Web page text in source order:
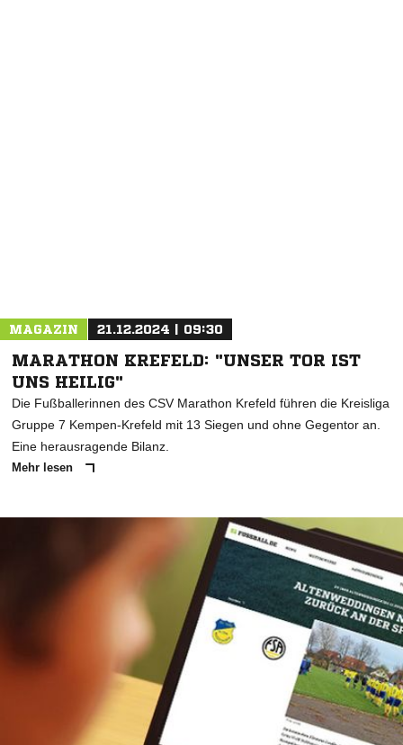
MAGAZIN 21.12.2024 | 09:30
MARATHON KREFELD: "UNSER TOR IST
UNS HEILIG"
Die Fußballerinnen des CSV Marathon Krefeld führen die Kreisliga
Gruppe 7 Kempen-Krefeld mit 13 Siegen und ohne Gegentor an.
Eine herausragende Bilanz.
Mehr lesen